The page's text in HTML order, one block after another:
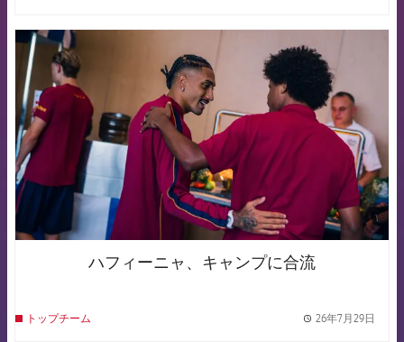
ハフィーニャ、キャンプに合流
トップチーム 26年7月29日